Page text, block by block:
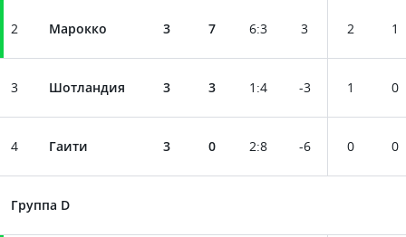
2 Марокко 3 7 6:3 3 2 1
3 Шотландия 3 3 1 :4 -3 1 0
4 Гаити 3 0 2:8 -6 0 0
Группа D